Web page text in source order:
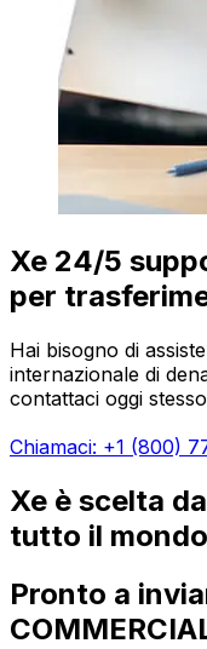
Xe 24/5
per
Hai bisogno di
internazionale di
contattaci oggi
Chiamaci: +1 (800)
Xe è scelta
tutto il mondo
Pronto a